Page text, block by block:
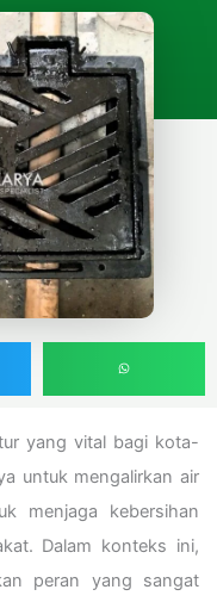
yang vital bagi kota-
untuk mengalirkan air
menjaga kebersihan
Dalam konteks ini,
peran yang sangat